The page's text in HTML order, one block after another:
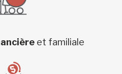
et familiale